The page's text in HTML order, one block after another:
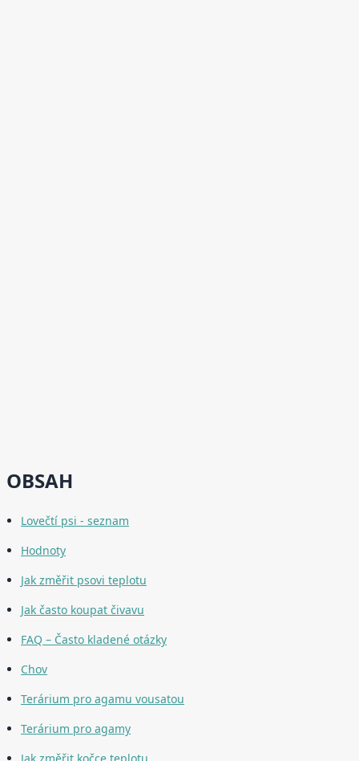
OBSAH
Lovečtí psi - seznam
Hodnoty
Jak změřit psovi teplotu
Jak často koupat čivavu
FAQ – Často kladené otázky
Chov
Terárium pro agamu vousatou
Terárium pro agamy